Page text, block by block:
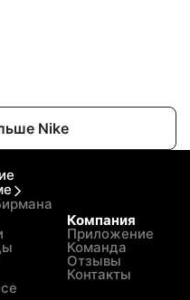
Nike
Компания
Приложение
Команда
Отзывы
Контакты